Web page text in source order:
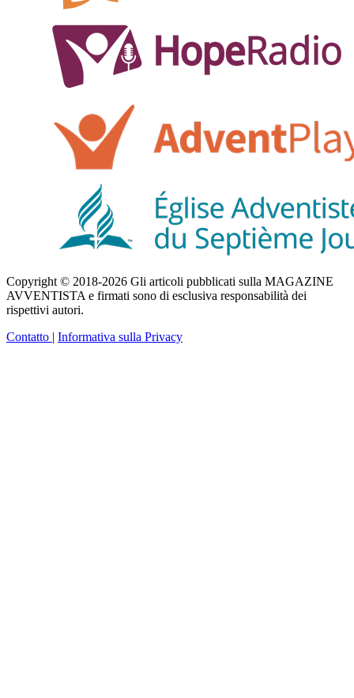
Copyright © 2018-2026 Gli articoli pubblicati sulla MAGAZINE
AVVENTISTA e firmati sono di esclusiva responsabilità dei
rispettivi autori.
Contatto | Informativa sulla Privacy